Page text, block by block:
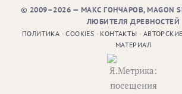
© 2009–2026 — МАКС ГОНЧАРОВ, MAGON
ЛЮБИТЕЛЯ ДРЕВНОСТЕЙ
ПОЛИТИКА ·COOKIES · КОНТАКТЫ ·
МАТЕРИАЛ